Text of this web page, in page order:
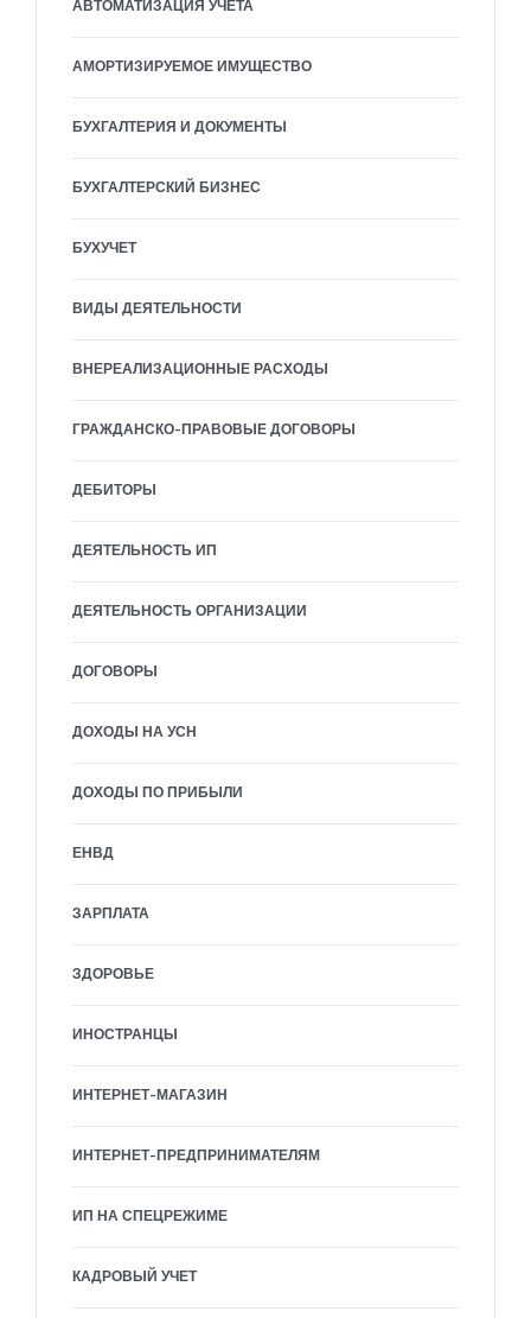
АВТОМАТИЗАЦИЯ УЧЕТА
АМОРТИЗИРУЕМОЕ ИМУЩЕСТВО
БУХГАЛТЕРИЯ И ДОКУМЕНТЫ
БУХГАЛТЕРСКИЙ БИЗНЕС
БУХУЧЕТ
ВИДЫ ДЕЯТЕЛЬНОСТИ
ВНЕРЕАЛИЗАЦИОННЫЕ РАСХОДЫ
ГРАЖДАНСКО-ПРАВОВЫЕ ДОГОВОРЫ
ДЕБИТОРЫ
ДЕЯТЕЛЬНОСТЬ ИП
ДЕЯТЕЛЬНОСТЬ ОРГАНИЗАЦИИ
ДОГОВОРЫ
ДОХОДЫ НА УСН
ДОХОДЫ ПО ПРИБЫЛИ
ЕНВД
ЗАРПЛАТА
ЗДОРОВЬЕ
ИНОСТРАНЦЫ
ИНТЕРНЕТ-МАГАЗИН
ИНТЕРНЕТ-ПРЕДПРИНИМАТЕЛЯМ
ИП НА СПЕЦРЕЖИМЕ
КАДРОВЫЙ УЧЕТ